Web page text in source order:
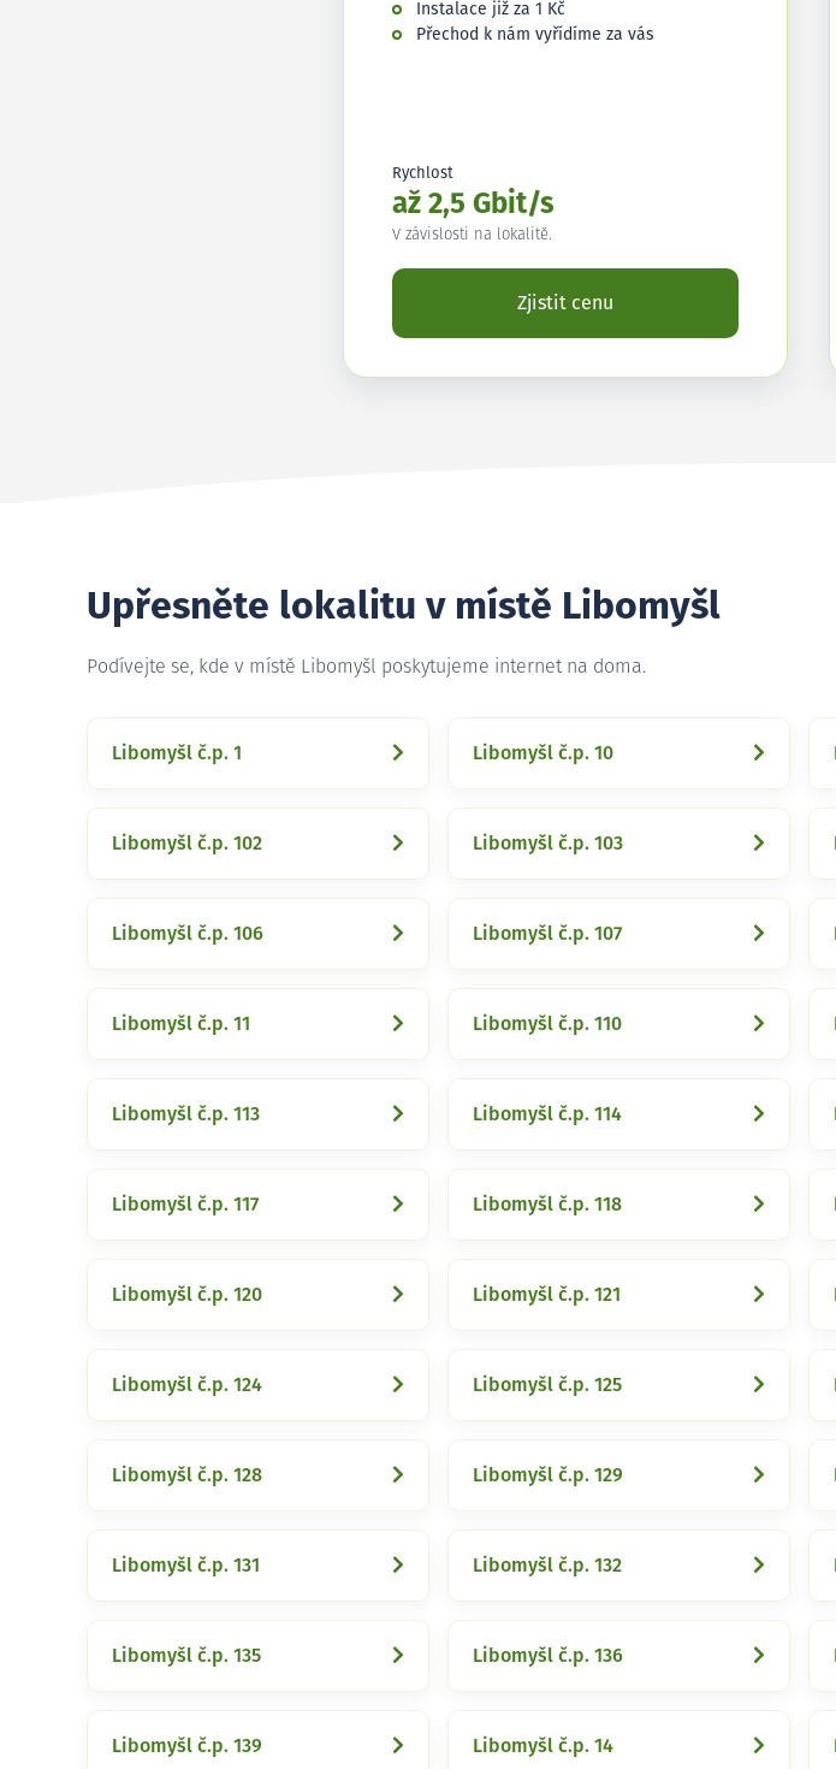
Instalace již za 1 Kč
Přechod k nám vyřídíme za vás
Rychlost
až 2,5 Gbit/s
V závislosti na lokalitě.
Zjistit cenu
Upřesněte lokalitu v místě Libomyšl
Podívejte se, kde v místě Libomyšl poskytujeme internet na doma.
Libomyšl č.p. 1 Libomyšl č.p. 10
Libomyšl č.p. 102 Libomyšl č.p. 103
Libomyšl č.p. 106 Libomyšl č.p. 107
Libomyšl č.p. 11 Libomyšl č.p. 110
Libomyšl č.p. 113 Libomyšl č.p. 114
Libomyšl č.p. 117 Libomyšl č.p. 118
Libomyšl č.p. 120 Libomyšl č.p. 121
Libomyšl č.p. 124 Libomyšl č.p. 125
Libomyšl č.p. 128 Libomyšl č.p. 129
Libomyšl č.p. 131 Libomyšl č.p. 132
Libomyšl č.p. 135 Libomyšl č.p. 136
Libomyšl č.p. 139 Libomyšl č.p. 14